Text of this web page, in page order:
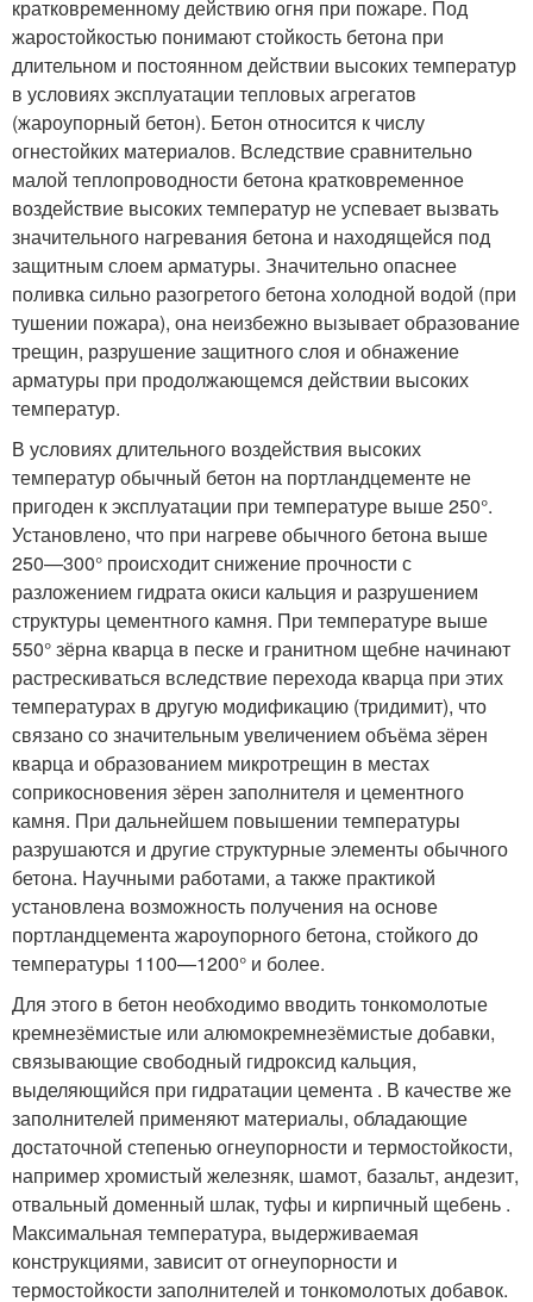
кратковременному действию огня при пожаре. Под
жаростойкостью понимают стойкость бетона при
длительном и постоянном действии высоких температур
в условиях эксплуатации тепловых агрегатов
(жароупорный бетон). Бетон относится к числу
огнестойких материалов. Вследствие сравнительно
малой теплопроводности бетона кратковременное
воздействие высоких температур не успевает вызвать
значительного нагревания бетона и находящейся под
защитным слоем арматуры. Значительно опаснее
поливка сильно разогретого бетона холодной водой (при
тушении пожара), она неизбежно вызывает образование
трещин, разрушение защитного слоя и обнажение
арматуры при продолжающемся действии высоких
температур.
В условиях длительного воздействия высоких
температур обычный бетон на портландцементе не
пригоден к эксплуатации при температуре выше 250°.
Установлено, что при нагреве обычного бетона выше
250—300° происходит снижение прочности с
разложением гидрата окиси кальция и разрушением
структуры цементного камня. При температуре выше
550° зёрна кварца в песке и гранитном щебне начинают
растрескиваться вследствие перехода кварца при этих
температурах в другую модификацию (тридимит), что
связано со значительным увеличением объёма зёрен
кварца и образованием микротрещин в местах
соприкосновения зёрен заполнителя и цементного
камня. При дальнейшем повышении температуры
разрушаются и другие структурные элементы обычного
бетона. Научными работами, а также практикой
установлена возможность получения на основе
портландцемента жароупорного бетона, стойкого до
температуры 1100—1200° и более.
Для этого в бетон необходимо вводить тонкомолотые
кремнезёмистые или алюмокремнезёмистые добавки,
связывающие свободный гидроксид кальция,
выделяющийся при гидратации цемента . В качестве же
заполнителей применяют материалы, обладающие
достаточной степенью огнеупорности и термостойкости,
например хромистый железняк, шамот, базальт, андезит,
отвальный доменный шлак, туфы и кирпичный щебень .
Максимальная температура, выдерживаемая
конструкциями, зависит от огнеупорности и
термостойкости заполнителей и тонкомолотых добавок.